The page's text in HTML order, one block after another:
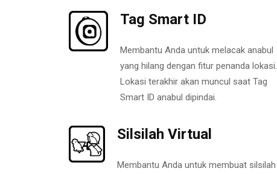
Tag Smart ID
Membantu Anda untuk melacak anabul
yang hilang dengan fitur penanda lokasi.
Lokasi terakhir akan muncul saat Tag
Smart ID anabul dipindai.
Silsilah Virtual
Membantu Anda untuk membuat silsilah